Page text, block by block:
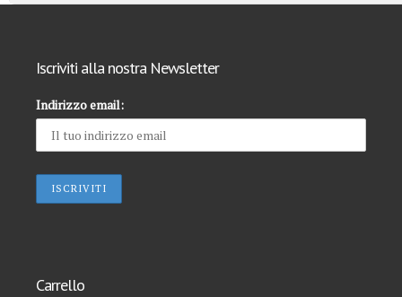
Iscriviti alla nostra Newsletter
Indirizzo email:
Carrello